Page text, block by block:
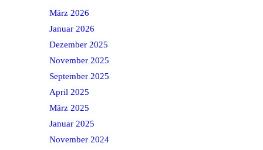
März 2026
Januar 2026
Dezember 2025
November 2025
September 2025
April 2025
März 2025
Januar 2025
November 2024